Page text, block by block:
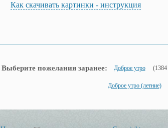
Как скачивать картинки - инструкция
Выберите пожелания заранее: Доброе утро
Доброе утро (летние)